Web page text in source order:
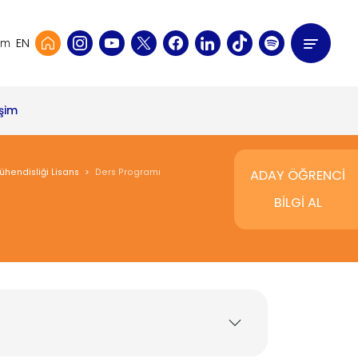
EN
Lisans Ders Programı
ADAY ÖĞRENCİ
BİLGİ AL